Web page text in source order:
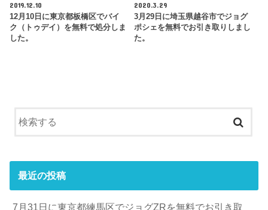
2019.12.10
12月10日に東京都板橋区でバイ
ク（トゥデイ）を無料で処分しま
した。
2020.3.29
3月29日に埼玉県越谷市でジョグ
ポシェを無料でお引き取りしまし
た。
最近の投稿
7月31日に東京都練馬区でジョグZRを無料でお引き取